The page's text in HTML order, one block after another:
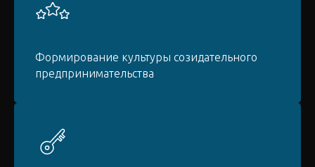
Формирование культуры созидательного
предпринимательства